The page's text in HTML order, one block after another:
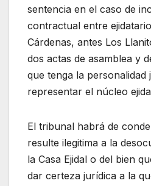
sentencia en el caso de
contractual entre
Cárdenas, antes Los
dos actas de asamblea y
que tenga la personalidad
representar el núcleo
El tribunal habrá de
resulte ilegitima a la
la Casa Ejidal o del bien
dar certeza jurídica a la